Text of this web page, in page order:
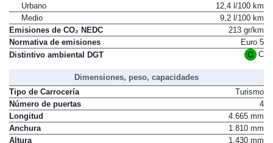
Urbano
12,4 l/100 km
Medio
9,2 l/100 km
Emisiones de CO₂ NEDC
213 gr/km
Normativa de emisiones
Euro 5
Distintivo ambiental DGT
C
Dimensiones, peso, capacidades
Tipo de Carrocería
Turismo
Número de puertas
4
Longitud
4.665 mm
Anchura
1.810 mm
Altura
1.430 mm